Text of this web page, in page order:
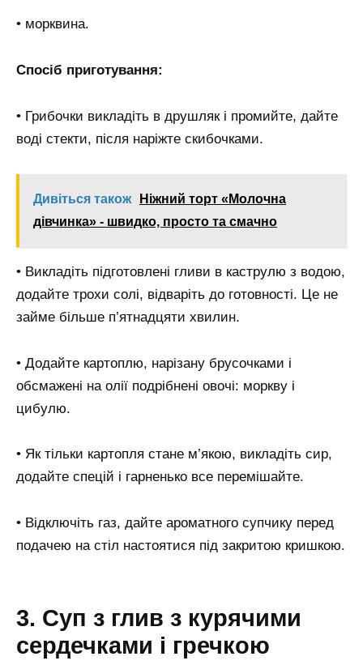
• морквина.
Спосіб приготування:
• Грибочки викладіть в друшляк і промийте, дайте
воді стекти, після наріжте скибочками.
Дивіться також
Ніжний торт «Молочна
дівчинка» - швидко, просто та смачно
• Викладіть підготовлені гливи в каструлю з водою,
додайте трохи солі, відваріть до готовності. Це не
займе більше п’ятнадцяти хвилин.
• Додайте картоплю, нарізану брусочками і
обсмажені на олії подрібнені овочі: моркву і
цибулю.
• Як тільки картопля стане м’якою, викладіть сир,
додайте спецій і гарненько все перемішайте.
• Відключіть газ, дайте ароматного супчику перед
подачею на стіл настоятися під закритою кришкою.
3. Суп з глив з курячими
сердечками і гречкою